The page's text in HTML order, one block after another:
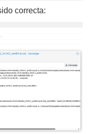
correcta: